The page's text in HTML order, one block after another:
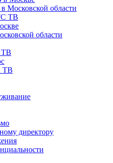
в Московской области
ТВ
области
ТВ
ТВ
директору